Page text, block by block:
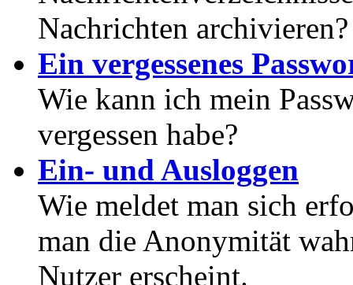
Nachrichten archivieren?
Ein vergessenes
Wie kann ich mein
vergessen habe?
Ein- und Ausloggen
Wie meldet man sich
man die Anonymität
Nutzer erscheint.